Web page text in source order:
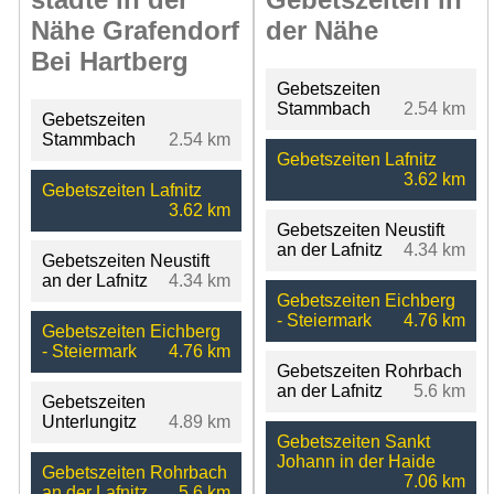
Nähe Grafendorf
Bei Hartberg
Gebetszeiten
Stammbach
2.54 km
Gebetszeiten Lafnitz
3.62 km
Gebetszeiten Neustift
an der Lafnitz
4.34 km
Gebetszeiten Eichberg
- Steiermark
4.76 km
Gebetszeiten
Unterlungitz
4.89 km
Gebetszeiten Rohrbach
der Nähe
Gebetszeiten
Stammbach
2.54 km
Gebetszeiten Lafnitz
3.62 km
Gebetszeiten Neustift
an der Lafnitz
4.34 km
Gebetszeiten Eichberg
- Steiermark
4.76 km
Gebetszeiten Rohrbach
an der Lafnitz
5.6 km
Gebetszeiten Sankt
Johann in der Haide
7.06 km